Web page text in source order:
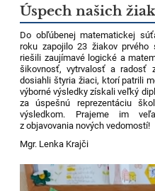
Úspech našich
Do obľúbenej matematickej
roku zapojilo 23 žiakov
riešili zaujímavé logické a
šikovnosť, vytrvalosť a radosť
dosiahli štyria žiaci, ktorí patrili
výborné výsledky získali veľký
za úspešnú reprezentáciu
výsledkom. Prajeme im
z objavovania nových vedomostí!
Mgr. Lenka Krajči